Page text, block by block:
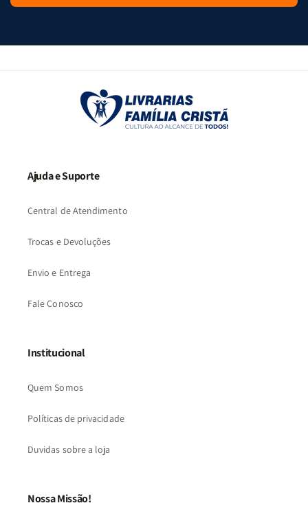
Ajuda e Suporte
Central de Atendimento
Trocas e Devoluções
Envio e Entrega
Fale Conosco
Institucional
Quem Somos
Políticas de privacidade
Duvidas sobre a loja
Nossa Missão!